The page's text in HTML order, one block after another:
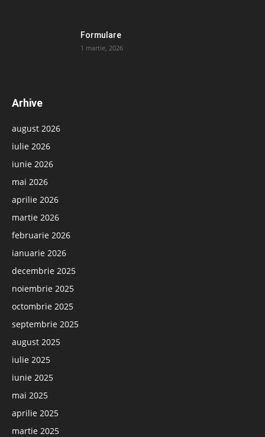
Formulare
1 martie, 2026
Arhive
august 2026
iulie 2026
iunie 2026
mai 2026
aprilie 2026
martie 2026
februarie 2026
ianuarie 2026
decembrie 2025
noiembrie 2025
octombrie 2025
septembrie 2025
august 2025
iulie 2025
iunie 2025
mai 2025
aprilie 2025
martie 2025